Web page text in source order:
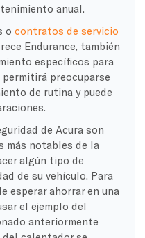
anual.
o contratos de servicio
Endurance, también
específicos para
preocuparse
de rutina y puede
de Acura son
más notables de la
algún tipo de
de su vehículo. Para
esperar ahorrar en una
el ejemplo del
anteriormente